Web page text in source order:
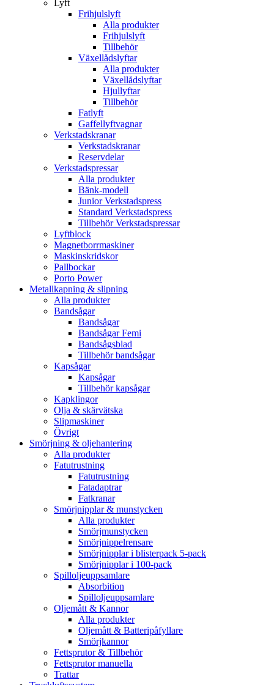
Lyft
Frihjulslyft
Alla produkter
Frihjulslyft
Tillbehör
Växellådslyftar
Alla produkter
Växellådslyftar
Hjullyftar
Tillbehör
Fatlyft
Gaffellyftvagnar
Verkstadskranar
Verkstadskranar
Reservdelar
Verkstadspressar
Alla produkter
Bänk-modell
Junior Verkstadspress
Standard Verkstadspress
Tillbehör Verkstadspressar
Lyftblock
Magnetborrmaskiner
Maskinskridskor
Pallbockar
Porto Power
Metallkapning & slipning
Alla produkter
Bandsågar
Bandsågar
Bandsågar Femi
Bandsågsblad
Tillbehör bandsågar
Kapsågar
Kapsågar
Tillbehör kapsågar
Kapklingor
Olja & skärvätska
Slipmaskiner
Övrigt
Smörjning & oljehantering
Alla produkter
Fatutrustning
Fatutrustning
Fatadaptrar
Fatkranar
Smörjnipplar & munstycken
Alla produkter
Smörjmunstycken
Smörjnippelrensare
Smörjnipplar i blisterpack 5-pack
Smörjnipplar i 100-pack
Spilloljeuppsamlare
Absorbition
Spilloljeuppsamlare
Oljemått & Kannor
Alla produkter
Oljemått & Batteripåfyllare
Smörjkannor
Fettsprutor & Tillbehör
Fettsprutor manuella
Trattar